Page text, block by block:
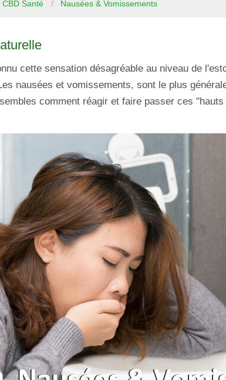
CBD Santé Nausées & Vomissements
cette sensation désagréable au niveau de
nausées et vomissements, sont le plus
comment réagir et faire passer ces